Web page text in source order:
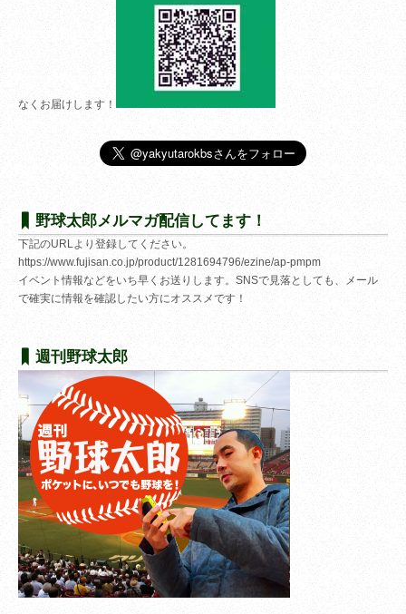
なくお届けします！
野球太郎メルマガ配信してます！
下記のURLより登録してください。
https://www.fujisan.co.jp/product/1281694796/ezine/ap-pmpm
イベント情報などをいち早くお送りします。SNSで見落としても、メール
で確実に情報を確認したい方にオススメです！
週刊野球太郎